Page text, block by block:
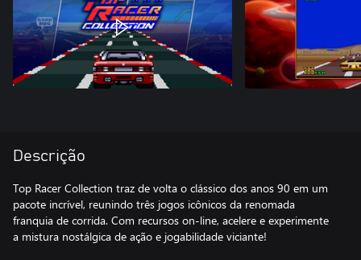
Descrição
Top Racer Collection traz de volta o clássico dos anos 90 em um
pacote incrível, reunindo três jogos icônicos da renomada
franquia de corrida. Com recursos on-line, acelere e experimente
a mistura nostálgica de ação e jogabilidade viciante!